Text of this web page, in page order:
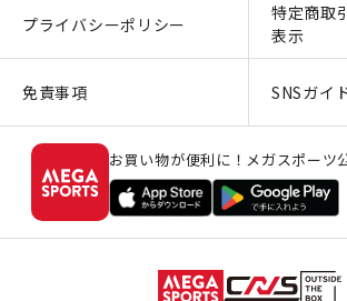
プライバシーポリシー
特定商取
表示
免責事項 SNSガイ
お買い物が便利に！メガスポーツ